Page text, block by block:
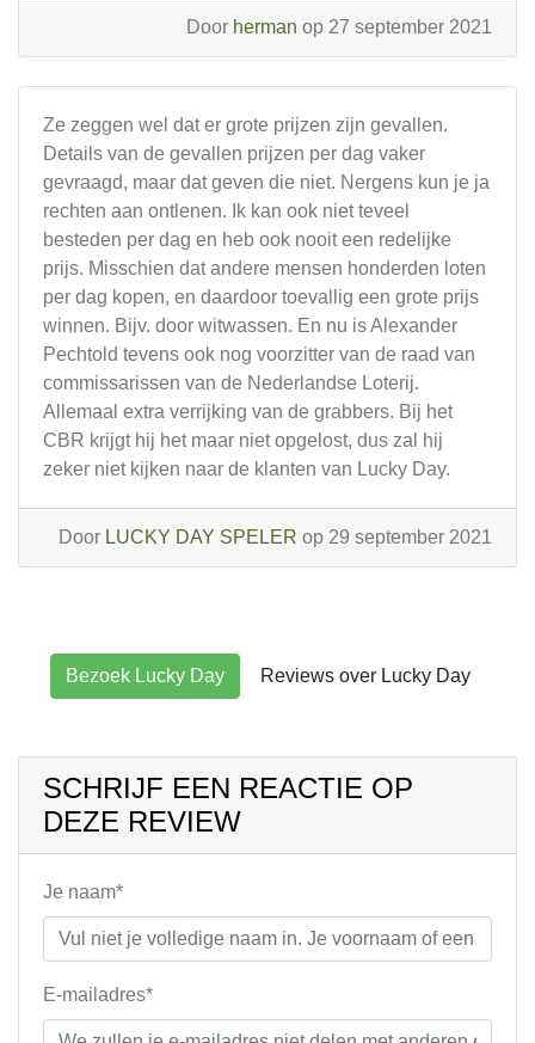
Door herman op 27 september 2021
Ze zeggen wel dat er grote prijzen zijn gevallen.
Details van de gevallen prijzen per dag vaker
gevraagd, maar dat geven die niet. Nergens kun je ja
rechten aan ontlenen. Ik kan ook niet teveel
besteden per dag en heb ook nooit een redelijke
prijs. Misschien dat andere mensen honderden loten
per dag kopen, en daardoor toevallig een grote prijs
winnen. Bijv. door witwassen. En nu is Alexander
Pechtold tevens ook nog voorzitter van de raad van
commissarissen van de Nederlandse Loterij.
Allemaal extra verrijking van de grabbers. Bij het
CBR krijgt hij het maar niet opgelost, dus zal hij
zeker niet kijken naar de klanten van Lucky Day.
Door LUCKY DAY SPELER op 29 september 2021
Bezoek Lucky Day Reviews over Lucky Day
SCHRIJF EEN REACTIE OP
DEZE REVIEW
Je naam*
E-mailadres*